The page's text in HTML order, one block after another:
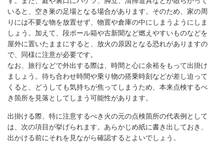
いると、空き巣の足場となる場合があります。そのため、家の周
りには不要な物を放置せず、物置や倉庫の中にしまうようにしま
しょう。加えて、段ボール箱や古新聞など燃えやすいものなどを
屋外に置いたままにすると、放火の原因となる恐れがありますの
で、同様に注意が必要です。
なお、旅行などで外出する際は、時間と心に余裕をもって出掛け
ましょう。待ち合わせ時間や乗り物の搭乗時刻などが差し迫って
くると、どうしても気持ちが焦ってしまうため、本来点検するべ
き箇所を見落としてしまう可能性があります。
出掛ける際、特に注意するべき火の元の点検箇所の代表例として
は、次の項目が挙げられます。あらかじめ紙に書き出しておき、
出かける前にそれを見ながら確認するとよいでしょう。